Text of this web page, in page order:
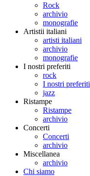
Rock
archivio
monografie
Artistii italiani
artisti italiani
archivio
monografie
I nostri preferiti
rock
I nostri preferiti
jazz
Ristampe
Ristampe
archivio
Concerti
Concerti
archivio
Miscellanea
archivio
Chi siamo